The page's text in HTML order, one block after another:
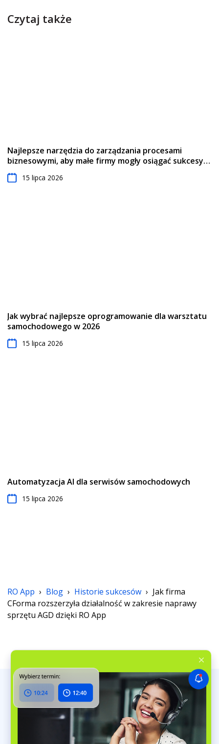
Czytaj także
Najlepsze narzędzia do zarządzania procesami
biznesowymi, aby małe firmy mogły osiągać sukcesy w
...
15 lipca 2026
Jak wybrać najlepsze oprogramowanie dla warsztatu
samochodowego w 2026
15 lipca 2026
Automatyzacja AI dla serwisów samochodowych
15 lipca 2026
RO App › Blog › Historie sukcesów › Jak firma
CForma rozszerzyła działalność w zakresie naprawy
sprzętu AGD dzięki RO App
Praca i klienci
Obsługa zleceń
Planowanie zleceń